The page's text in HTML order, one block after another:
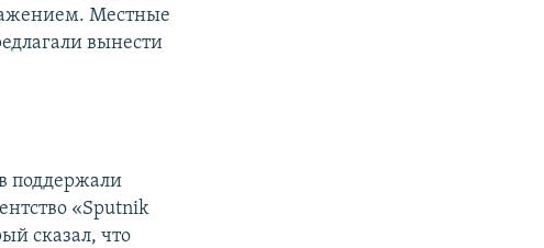
Местные
вынести
поддержали
«Sputnik
сказал, что